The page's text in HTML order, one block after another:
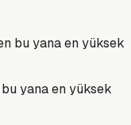
yana en yüksek